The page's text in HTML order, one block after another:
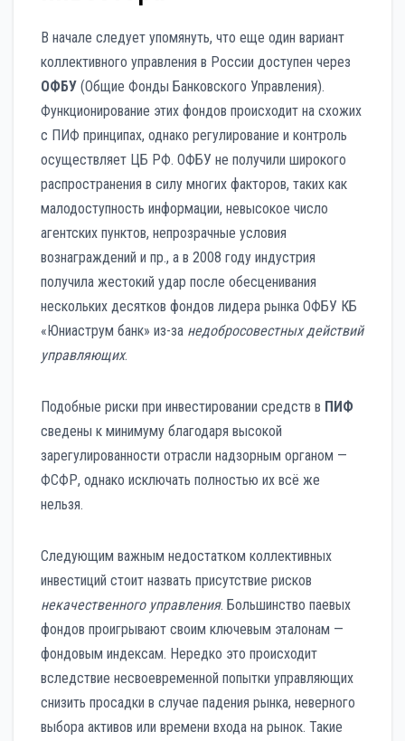
В начале следует упомянуть, что еще один вариант
коллективного управления в России доступен через
ОФБУ (Общие Фонды Банковского Управления).
Функционирование этих фондов происходит на схожих
с ПИФ принципах, однако регулирование и контроль
осуществляет ЦБ РФ. ОФБУ не получили широкого
распространения в силу многих факторов, таких как
малодоступность информации, невысокое число
агентских пунктов, непрозрачные условия
вознаграждений и пр., а в 2008 году индустрия
получила жестокий удар после обесценивания
нескольких десятков фондов лидера рынка ОФБУ КБ
«Юниаструм банк» из-за недобросовестных действий
управляющих.
Подобные риски при инвестировании средств в ПИФ
сведены к минимуму благодаря высокой
зарегулированности отрасли надзорным органом —
ФСФР, однако исключать полностью их всё же
нельзя.
Следующим важным недостатком коллективных
инвестиций стоит назвать присутствие рисков
некачественного управления. Большинство паевых
фондов проигрывают своим ключевым эталонам —
фондовым индексам. Нередко это происходит
вследствие несвоевременной попытки управляющих
снизить просадки в случае падения рынка, неверного
выбора активов или времени входа на рынок. Такие